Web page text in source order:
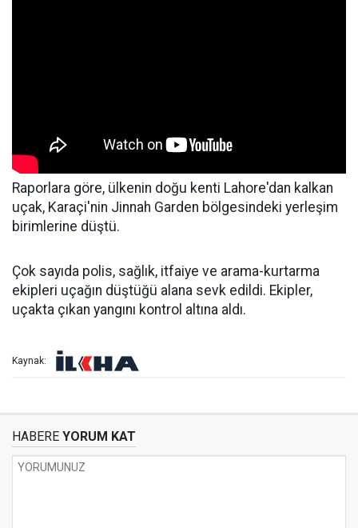
Raporlara göre, ülkenin doğu kenti Lahore'dan kalkan
uçak, Karaçi'nin Jinnah Garden bölgesindeki yerleşim
birimlerine düştü.
Çok sayıda polis, sağlık, itfaiye ve arama-kurtarma
ekipleri uçağın düştüğü alana sevk edildi. Ekipler,
uçakta çıkan yangını kontrol altına aldı.
Kaynak:
HABERE YORUM KAT